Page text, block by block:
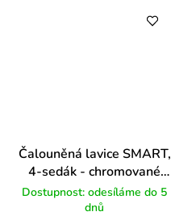
Čalouněná lavice SMART,
4-sedák - chromované
nohy, oranžová
Dostupnost: odesíláme do 5
dnů